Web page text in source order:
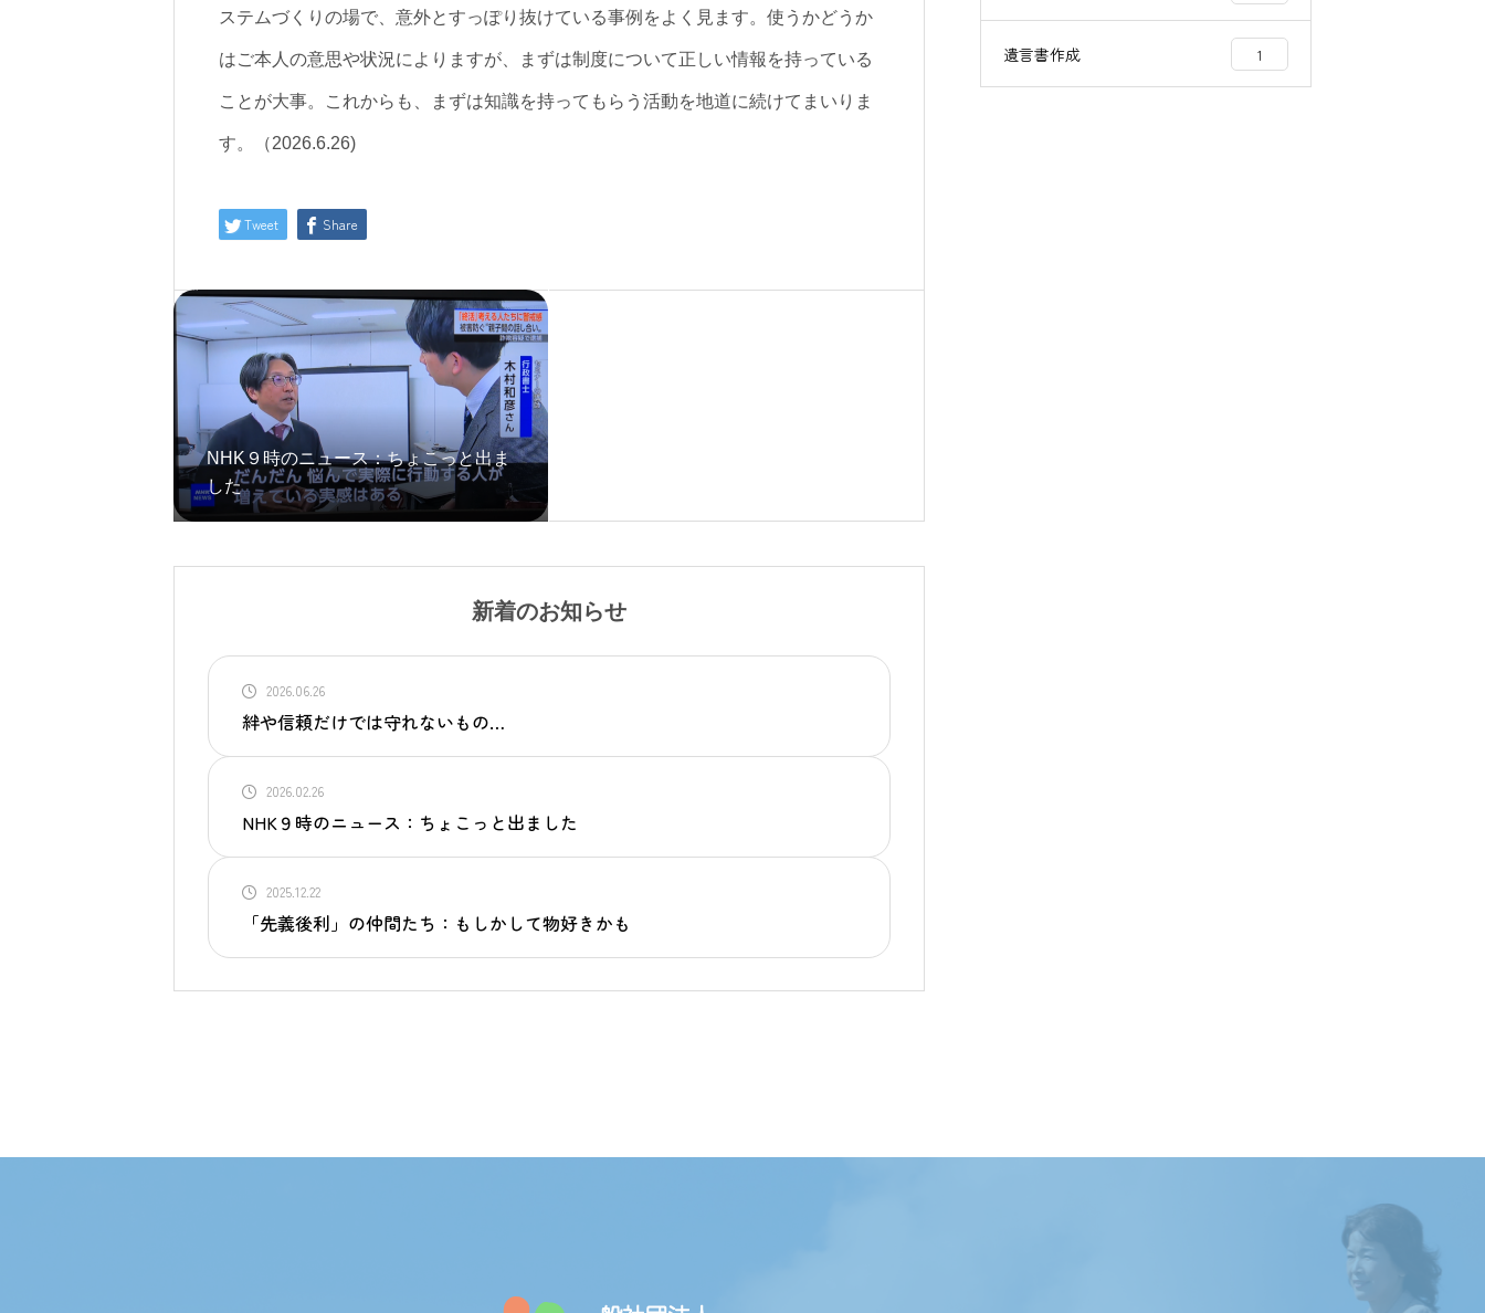
ステムづくりの場で、意外とすっぽり抜けている事例をよく見ます。使うかどうか
はご本人の意思や状況によりますが、まずは制度について正しい情報を持っている
ことが大事。これからも、まずは知識を持ってもらう活動を地道に続けてまいりま
す。（2026.6.26)
Tweet Share
NHK９時のニュース：ちょこっと出ま
した
新着のお知らせ
2026.06.26
絆や信頼だけでは守れないもの…
2026.02.26
NHK９時のニュース：ちょこっと出ました
2025.12.22
「先義後利」の仲間たち：もしかして物好きかも
遺言書作成 1